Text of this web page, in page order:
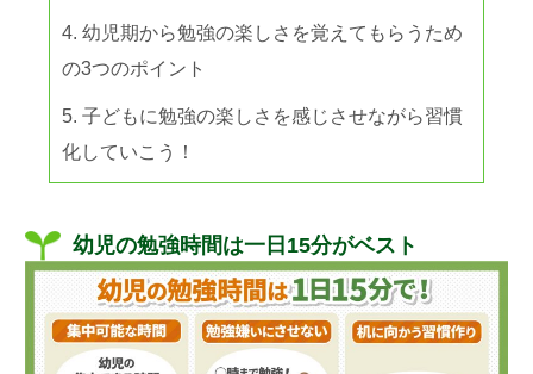
幼児期から勉強の楽しさを覚えてもらうため
の3つのポイント
子どもに勉強の楽しさを感じさせながら習慣
化していこう！
幼児の勉強時間は一日15分がベスト